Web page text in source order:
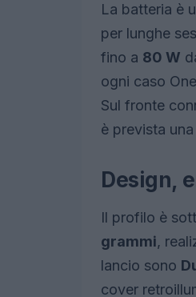
La batteria è
per lunghe
fino a 80 W
ogni caso
Sul fronte
è prevista
Design,
Il profilo è
grammi,
lancio sono
cover